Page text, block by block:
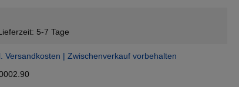
5-7 Tage
Versandkosten | Zwischenverkauf vorbehalten